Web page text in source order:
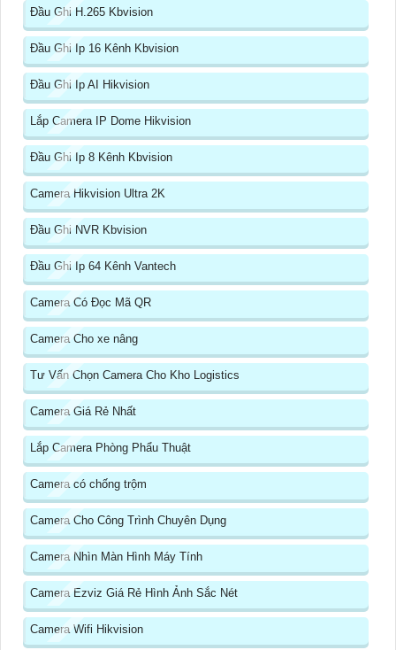
Đầu Ghi H.265 Kbvision
Đầu Ghi Ip 16 Kênh Kbvision
Đầu Ghi Ip AI Hikvision
Lắp Camera IP Dome Hikvision
Đầu Ghi Ip 8 Kênh Kbvision
Camera Hikvision Ultra 2K
Đầu Ghi NVR Kbvision
Đầu Ghi Ip 64 Kênh Vantech
Camera Có Đọc Mã QR
Camera Cho xe nâng
Tư Vấn Chọn Camera Cho Kho Logistics
Camera Giá Rẻ Nhất
Lắp Camera Phòng Phẩu Thuật
Camera có chống trộm
Camera Cho Công Trình Chuyên Dụng
Camera Nhìn Màn Hình Máy Tính
Camera Ezviz Giá Rẻ Hình Ảnh Sắc Nét
Camera Wifi Hikvision